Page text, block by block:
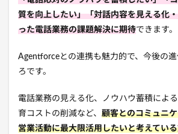
質を向上したい」「対話内容を見える化
った電話業務の課題解決に期待できます。
Agentforceとの連携も魅力的で、今後の
ろです。
電話業務の見える化、ノウハウ蓄積によ
育コストの削減など、 顧客とのコミュニ
営業活動に最大限活用したいと考えてい